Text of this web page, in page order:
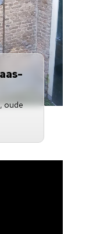
oude
ons
Doneren